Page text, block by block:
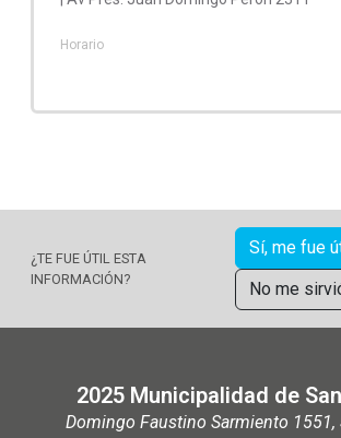
Horario
¿TE FUE ÚTIL ESTA
INFORMACIÓN?
Sí, me fue
No me
2025 Municipalidad de
Domingo Faustino Sarmiento 1551,